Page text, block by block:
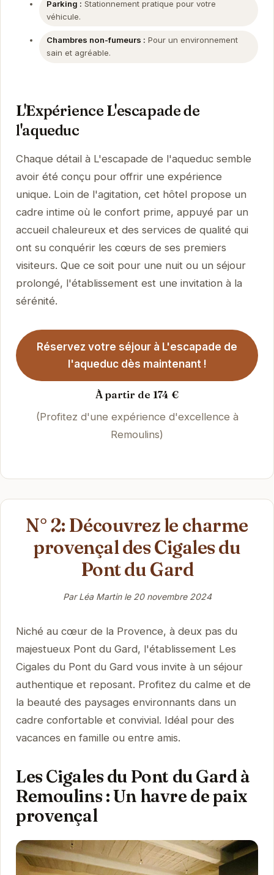
Parking : Stationnement pratique pour votre
véhicule.
Chambres non-fumeurs : Pour un environnement
sain et agréable.
L'Expérience L'escapade de
l'aqueduc
Chaque détail à L'escapade de l'aqueduc semble
avoir été conçu pour offrir une expérience
unique. Loin de l'agitation, cet hôtel propose un
cadre intime où le confort prime, appuyé par un
accueil chaleureux et des services de qualité qui
ont su conquérir les cœurs de ses premiers
visiteurs. Que ce soit pour une nuit ou un séjour
prolongé, l'établissement est une invitation à la
sérénité.
Réservez votre séjour à L'escapade de
l'aqueduc dès maintenant !
À partir de 174 €
(Profitez d'une expérience d'excellence à
Remoulins)
N° 2: Découvrez le charme
provençal des Cigales du
Pont du Gard
Par Léa Martin le 20 novembre 2024
Niché au cœur de la Provence, à deux pas du
majestueux Pont du Gard, l'établissement Les
Cigales du Pont du Gard vous invite à un séjour
authentique et reposant. Profitez du calme et de
la beauté des paysages environnants dans un
cadre confortable et convivial. Idéal pour des
vacances en famille ou entre amis.
Les Cigales du Pont du Gard à
Remoulins : Un havre de paix
provençal